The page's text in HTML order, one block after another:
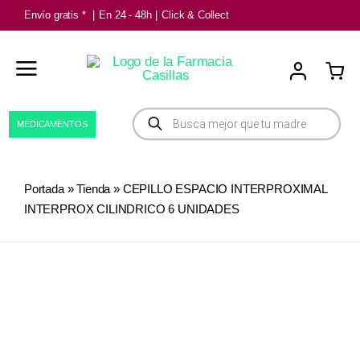
Saltar
al
contenido
Envío gratis * En 24 - 48h Click & Collect
Búsqueda
de
productos
MEDICAMENTOS
Portada»Tienda » CEPILLO ESPACIO INTERPROXIMAL
INTERPROX CILINDRICO 6 UNIDADES